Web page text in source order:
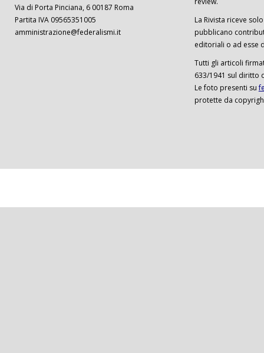
Via di Porta Pinciana, 6 00187 Roma
Partita IVA 09565351005
amministrazione@federalismi.it
La Rivista riceve
pubblicano
editoriali o ad esse
Tutti gli articoli
633/1941 sul diritto
Le foto presenti su
protette da